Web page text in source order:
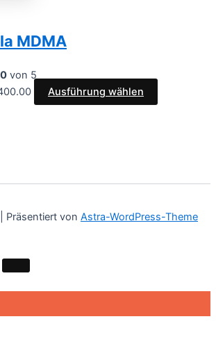
MDMA
0 von 5
Ausführung wählen
von Astra-WordPress-Theme